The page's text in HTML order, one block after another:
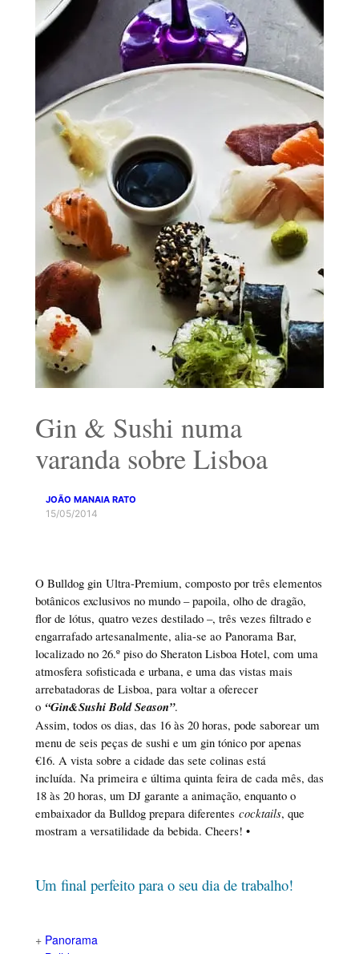
Gin & Sushi numa
varanda sobre Lisboa
JOÃO MANAIA RATO
15/05/2014
O Bulldog gin Ultra-Premium, composto por três elementos
botânicos exclusivos no mundo – papoila, olho de dragão,
flor de lótus, quatro vezes destilado –, três vezes filtrado e
engarrafado artesanalmente, alia-se ao Panorama Bar,
localizado no 26.º piso do Sheraton Lisboa Hotel, com uma
atmosfera sofisticada e urbana, e uma das vistas mais
arrebatadoras de Lisboa, para voltar a oferecer
o “Gin&Sushi Bold Season”.
Assim, todos os dias, das 16 às 20 horas, pode saborear um
menu de seis peças de sushi e um gin tónico por apenas
€16. A vista sobre a cidade das sete colinas está
incluída. Na primeira e última quinta feira de cada mês, das
18 às 20 horas, um DJ garante a animação, enquanto o
embaixador da Bulldog prepara diferentes cocktails, que
mostram a versatilidade da bebida. Cheers! •
Um final perfeito para o seu dia de trabalho!
+ Panorama